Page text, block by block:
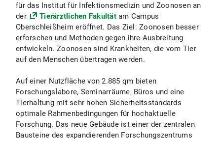
für das Institut für Infektionsmedizin und Zoonosen an
der
Tierärztlichen Fakultät am Campus
Oberschleißheim eröffnet. Das Ziel: Zoonosen besser
erforschen und Methoden gegen ihre Ausbreitung
entwickeln. Zoonosen sind Krankheiten, die vom Tier
auf den Menschen übertragen werden.
Auf einer Nutzfläche von 2.885 qm bieten
Forschungslabore, Seminarräume, Büros und eine
Tierhaltung mit sehr hohen Sicherheitsstandards
optimale Rahmenbedingungen für hochaktuelle
Forschung. Das neue Gebäude ist einer der zentralen
Bausteine des expandierenden Forschungszentrums